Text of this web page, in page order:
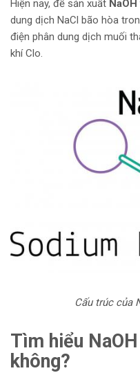
Hiện nay, để sản xuất
dung dịch NaCl bão hòa
điện phân dung dịch muối
khí Clo.
Cấu trúc của
Tìm hiểu
không?